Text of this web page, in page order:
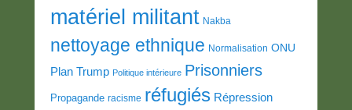
matériel militant Nakba
nettoyage ethnique Normalisation ONU
Plan Trump Politique intérieure Prisonniers
Propagande racisme réfugiés Répression